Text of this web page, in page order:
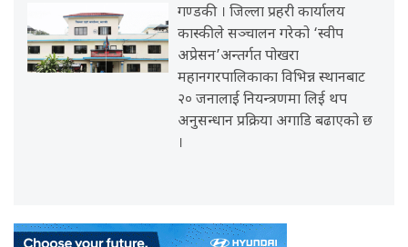
गण्डकी । जिल्ला प्रहरी कार्यालय
कास्कीले सञ्चालन गरेको ‘स्वीप
अप्रेसन’अन्तर्गत पोखरा
महानगरपालिकाका विभिन्न स्थानबाट
२० जनालाई नियन्त्रणमा लिई थप
अनुसन्धान प्रक्रिया अगाडि बढाएको छ
।